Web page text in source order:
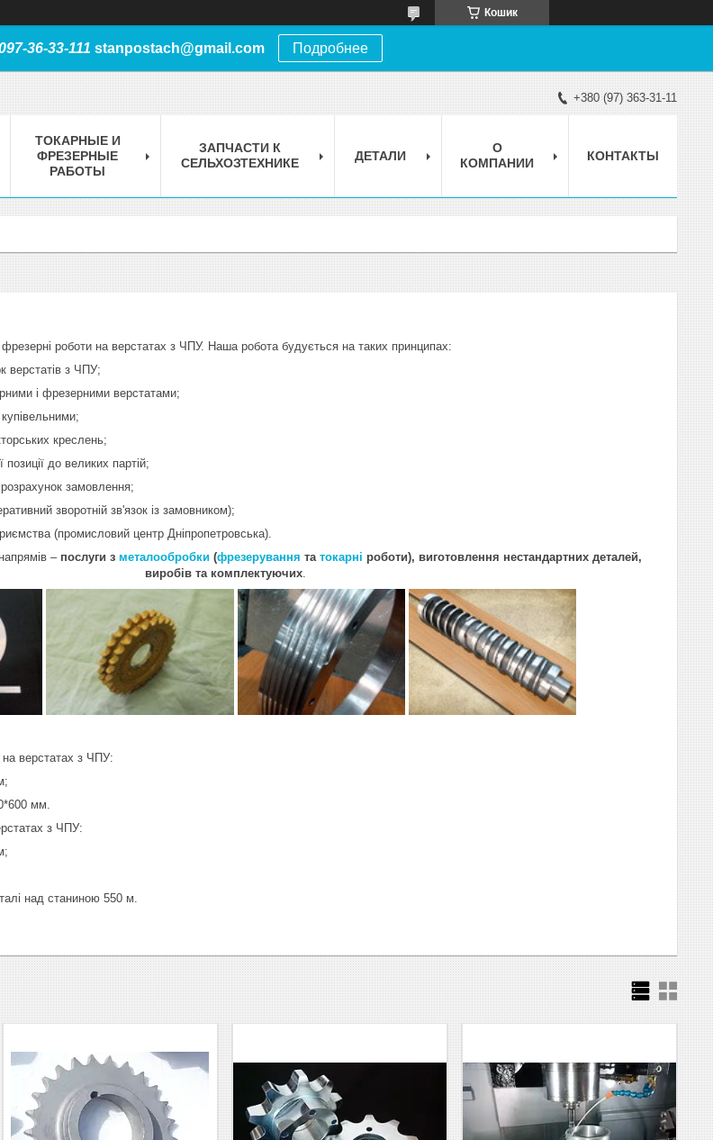
Кошик
36-33-111 stanpostach@gmail.com Подробнее
+380 (97) 363-31-11
ТОКАРНЫЕ И
ФРЕЗЕРНЫЕ
РАБОТЫ
ЗАПЧАСТИ К
СЕЛЬХОЗТЕХНИКЕ
ДЕТАЛИ
О
КОМПАНИИ
КОНТАКТЫ
фрезерні роботи на верстатах з ЧПУ. Наша робота будується на таких принципах:
верстатів з ЧПУ;
і фрезерними верстатами;
креслень;
до великих партій;
замовлення;
зворотній зв'язок із замовником);
(промисловий центр Дніпропетровська).
– послуги з металообробки (фрезерування та токарні роботи), виготовлення нестандартних деталей,
виробів та комплектуючих.
верстатах з ЧПУ:
мм.
з ЧПУ:
над станиною 550 м.